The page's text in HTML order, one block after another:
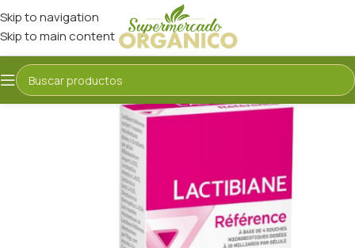
Skip to navigation
Skip to main content